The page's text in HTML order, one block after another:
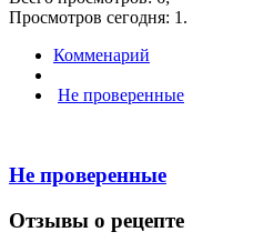
Просмотров сегодня: 1.
Комменарий
Не проверенные
Не проверенные
Отзывы о рецепте